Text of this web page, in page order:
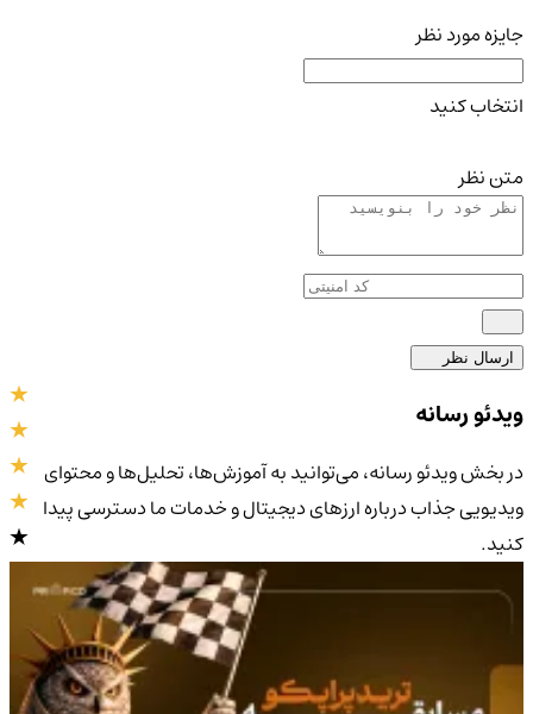
جایزه مورد نظر
انتخاب کنید
متن نظر
ارسال نظر
4.9/5
ویدئو رسانه
در بخش ویدئو رسانه، می‌توانید به آموزش‌ها، تحلیل‌ها و محتوای
ویدیویی جذاب درباره ارزهای دیجیتال و خدمات ما دسترسی پیدا
کنید.